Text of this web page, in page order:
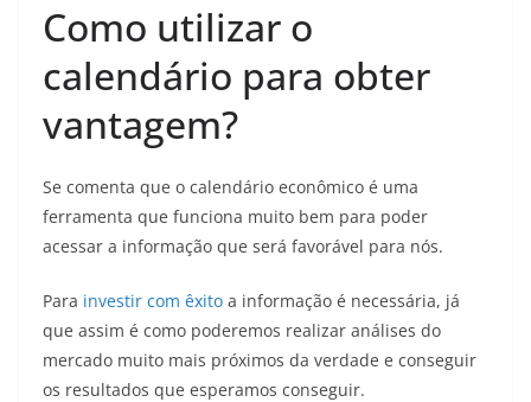
Como utilizar o
calendário para obter
vantagem?
Se comenta que o calendário econômico é uma
ferramenta que funciona muito bem para poder
acessar a informação que será favorável para nós.
Para investir com êxito a informação é necessária, já
que assim é como poderemos realizar análises do
mercado muito mais próximos da verdade e conseguir
os resultados que esperamos conseguir.